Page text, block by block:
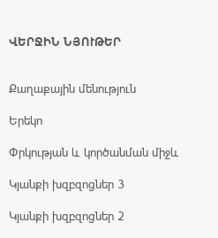
ՎԵՐՋԻՆ ՆՅՈՒԹԵՐ
Քաղաքային մենություն
Երեկո
Փրկության և կործանման միջև
Կյանքի խզբզոցներ 3
Կյանքի խզբզոցներ 2